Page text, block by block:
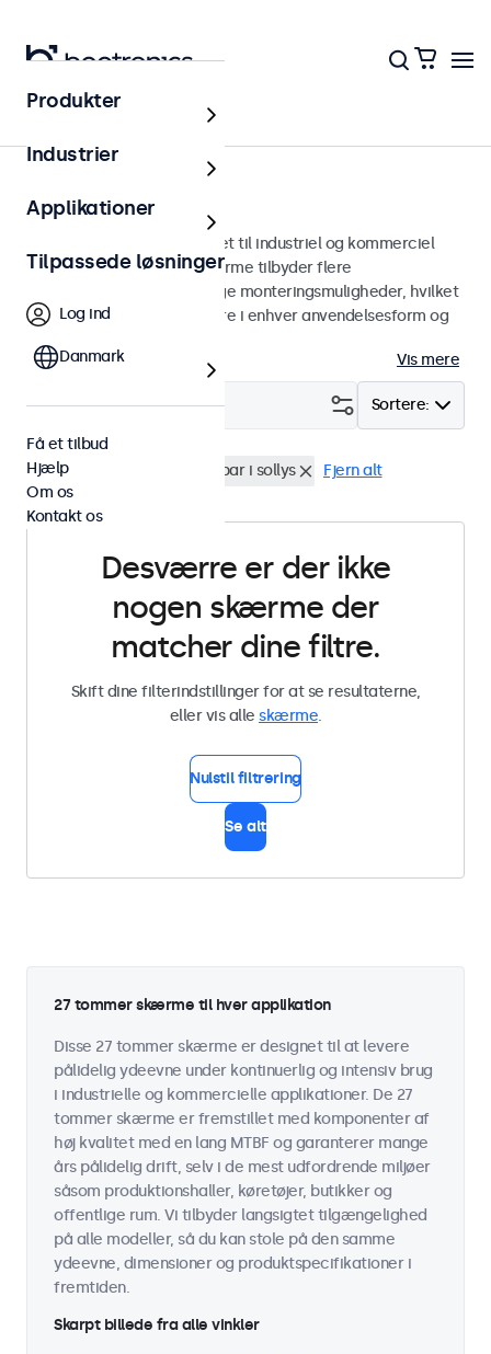
Skærme
27-tommer skærme
27 tommer skærme designet til industriel og kommerciel
brug. Vores 27-tommer skærme tilbyder flere
billedforbindelser og alsidige monteringsmuligheder, hvilket
gør dem nemme at integrere i enhver anvendelsesform og
Vis mere
Sortere:
Filter (0)
27 tommer skaerme Læsbar i sollys Fjern alt
Desværre er der ikke
nogen skærme der
matcher dine filtre.
Skift dine filterindstillinger for at se resultaterne,
eller vis alle skærme.
Nulstil filtrering
Se alt
27 tommer skærme til hver applikation
Disse 27 tommer skærme er designet til at levere
pålidelig ydeevne under kontinuerlig og intensiv brug
i industrielle og kommercielle applikationer. De 27
tommer skærme er fremstillet med komponenter af
høj kvalitet med en lang MTBF og garanterer mange
års pålidelig drift, selv i de mest udfordrende miljøer
såsom produktionshaller, køretøjer, butikker og
offentlige rum. Vi tilbyder langsigtet tilgængelighed
på alle modeller, så du kan stole på den samme
ydeevne, dimensioner og produktspecifikationer i
fremtiden.
Skarpt billede fra alle vinkler
Produkter
Industrier
Applikationer
Tilpassede løsninger
Log ind
Danmark
Få et tilbud
Hjælp
Om os
Kontakt os